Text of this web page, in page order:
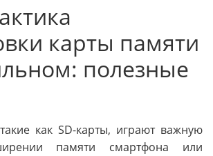
карты памяти
полезные
как SD-карты, играют важную
памяти смартфона или